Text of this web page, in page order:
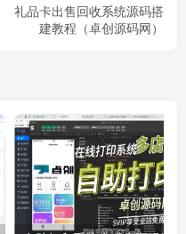
礼品卡出售回收系统源码搭
建教程（卓创源码网）